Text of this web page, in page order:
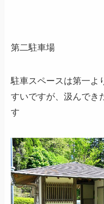
第二駐車場
駐車スペースは第一よ
すいですが、汲んでき
す